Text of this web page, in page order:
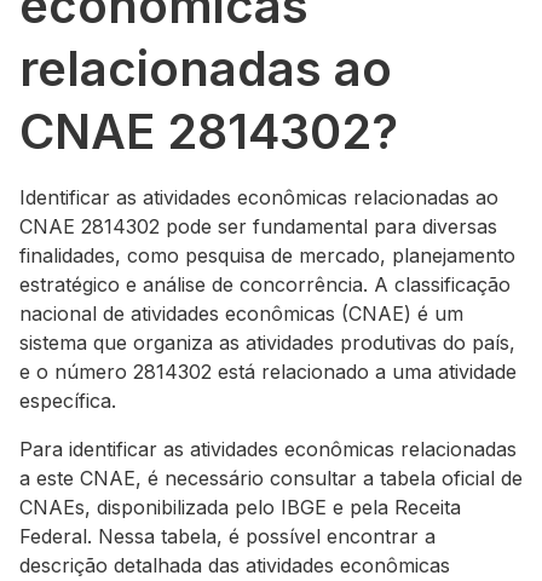
relacionadas ao
CNAE 2814302?
Identificar as atividades econômicas relacionadas ao
CNAE 2814302 pode ser fundamental para diversas
finalidades, como pesquisa de mercado, planejamento
estratégico e análise de concorrência. A classificação
nacional de atividades econômicas (CNAE) é um
sistema que organiza as atividades produtivas do país,
e o número 2814302 está relacionado a uma atividade
específica.
Para identificar as atividades econômicas relacionadas
a este CNAE, é necessário consultar a tabela oficial de
CNAEs, disponibilizada pelo IBGE e pela Receita
Federal. Nessa tabela, é possível encontrar a
descrição detalhada das atividades econômicas